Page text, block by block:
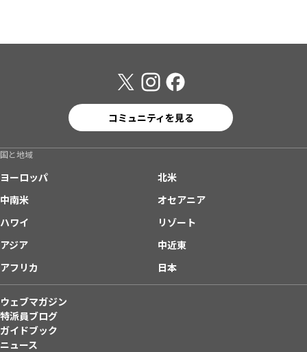
コミュニティを見る
国と地域
ヨーロッパ
北米
中南米
オセアニア
ハワイ
リゾート
アジア
中近東
アフリカ
日本
ウェブマガジン
特派員ブログ
ガイドブック
ニュース